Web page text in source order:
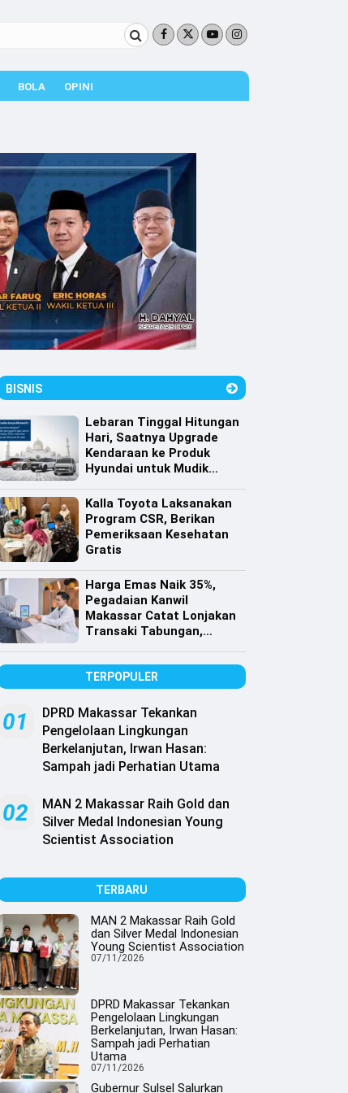
BOLA OPINI
BISNIS
Lebaran Tinggal Hitungan
Hari, Saatnya Upgrade
Kendaraan ke Produk
Hyundai untuk Mudik
Kalla Toyota Laksanakan
Program CSR, Berikan
Pemeriksaan Kesehatan
Gratis
Harga Emas Naik 35%,
Pegadaian Kanwil
Makassar Catat Lonjakan
Transaki Tabungan,
TERPOPULER
01
DPRD Makassar Tekankan
Pengelolaan Lingkungan
Berkelanjutan, Irwan Hasan:
Sampah jadi Perhatian Utama
02
MAN 2 Makassar Raih Gold dan
Silver Medal Indonesian Young
Scientist Association
TERBARU
MAN 2 Makassar Raih Gold
dan Silver Medal Indonesian
Young Scientist Association
07/11/2026
DPRD Makassar Tekankan
Pengelolaan Lingkungan
Berkelanjutan, Irwan Hasan:
Sampah jadi Perhatian
Utama
07/11/2026
Gubernur Sulsel Salurkan